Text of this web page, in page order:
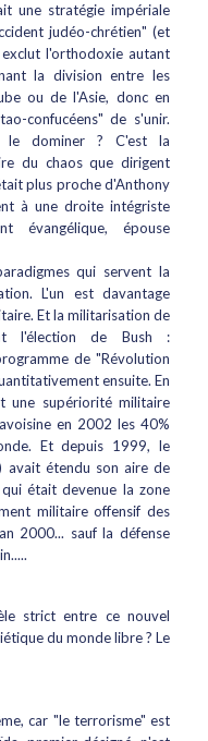
une stratégie impériale
judéo-chrétien" (et
l'orthodoxie autant
la division entre les
ou de l'Asie, donc en
confucéens" de s'unir.
le dominer ? C'est la
du chaos que dirigent
plus proche d'Anthony
à une droite intégriste
évangélique, épouse
qui servent la
L'un est davantage
Et la militarisation de
l'élection de Bush :
de "Révolution
ensuite. En
une supériorité militaire
en 2002 les 40%
Et depuis 1999, le
avait étendu son aire de
était devenue la zone
militaire offensif des
2000... sauf la défense
strict entre ce nouvel
du monde libre ? Le
car "le terrorisme" est